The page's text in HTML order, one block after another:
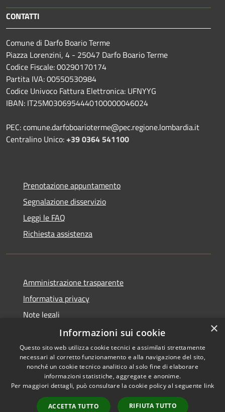
CONTATTI
Comune di Darfo Boario Terme
Piazza Lorenzini, 4 - 25047 Darfo Boario Terme
Codice Fiscale: 00290170174
Partita IVA: 00550530984
Codice Univoco Fattura Elettronica: UFNYYG
IBAN: IT25M0306954440100000046024
PEC: comune.darfoboarioterme@pec.regione.lombardia.it
Centralino Unico:+39 0364 541100
Prenotazione appuntamento
Segnalazione disservizio
Leggi le FAQ
Richiesta assistenza
Amministrazione trasparente
Informativa privacy
Note legali
Dichiarazione di accessibilità
RSS
Accessibilità
Copyright © 2026 • Comune di
byMunicipium Accesso
×
Informazioni sui cookie
Questo sito web utilizza cookie tecnici e assimilati strettamente
necessari al corretto funzionamento e alla navigazione del sito,
nonché un cookie tecnico analitico al solo fine di elaborare
informazioni statistiche, aggregate e anonime.
Per maggiori dettagli, può consultare la cookie policy al seguente link
ACCETTA TUTTO RIFIUTA TUTTO